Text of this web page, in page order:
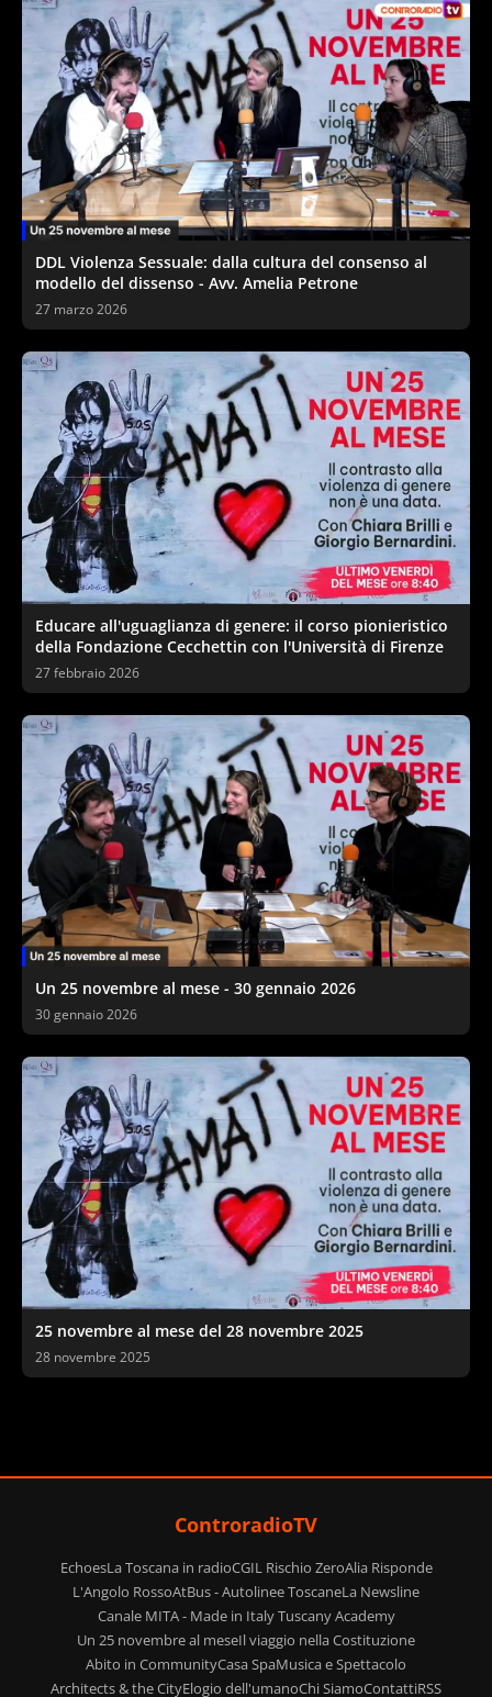
DDL Violenza Sessuale: dalla cultura del consenso al
modello del dissenso - Avv. Amelia Petrone
27 marzo 2026
Educare all'uguaglianza di genere: il corso pionieristico
della Fondazione Cecchettin con l'Università di Firenze
27 febbraio 2026
Un 25 novembre al mese - 30 gennaio 2026
30 gennaio 2026
25 novembre al mese del 28 novembre 2025
28 novembre 2025
ControradioTV
EchoesLa Toscana in radioCGIL Rischio ZeroAlia Risponde
L'Angolo RossoAtBus - Autolinee ToscaneLa Newsline
Canale MITA - Made in Italy Tuscany Academy
Un 25 novembre al meseIl viaggio nella Costituzione
Abito in CommunityCasa SpaMusica e Spettacolo
Architects & the CityElogio dell'umanoChi SiamoContattiRSS